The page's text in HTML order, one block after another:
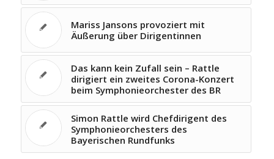
Mariss Jansons provoziert mit
Äußerung über Dirigentinnen
Das kann kein Zufall sein – Rattle
dirigiert ein zweites Corona-Konzert
beim Symphonieorchester des BR
Simon Rattle wird Chefdirigent des
Symphonieorchesters des
Bayerischen Rundfunks